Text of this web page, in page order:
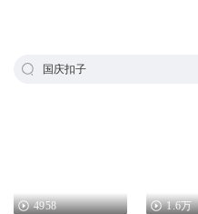
国庆扣子
4958 1.6万